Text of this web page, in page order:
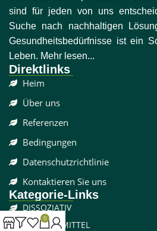
sind für jeden von uns
Suche nach nachhaltigen
Gesundheitsbedürfnisse ist ein
Leben. Mehr lesen...
Direktlinks
Heim
Über uns
Referenzen
Bedingungen
Datenschutzrichtlinie
Kontaktieren Sie uns
Kategorie-Links
DISSOZIATIV
SCHMERZMITTEL
0